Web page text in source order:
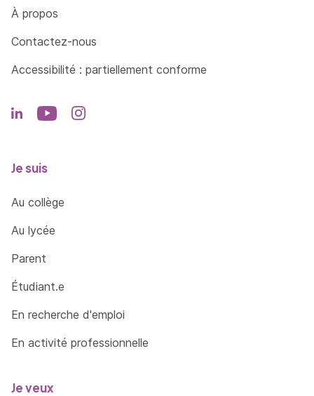
À propos
Contactez-nous
Accessibilité : partiellement conforme
Je suis
Au collège
Au lycée
Parent
Étudiant.e
En recherche d'emploi
En activité professionnelle
Je veux